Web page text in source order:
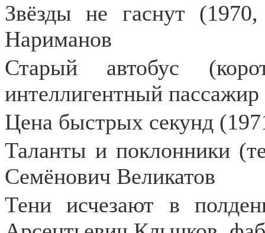
Звёзды не гаснут
Нариманов
Старый автобус
интеллигентный пассажир
Цена быстрых секунд
Таланты и поклонники
Семёнович Великатов
Тени исчезают в